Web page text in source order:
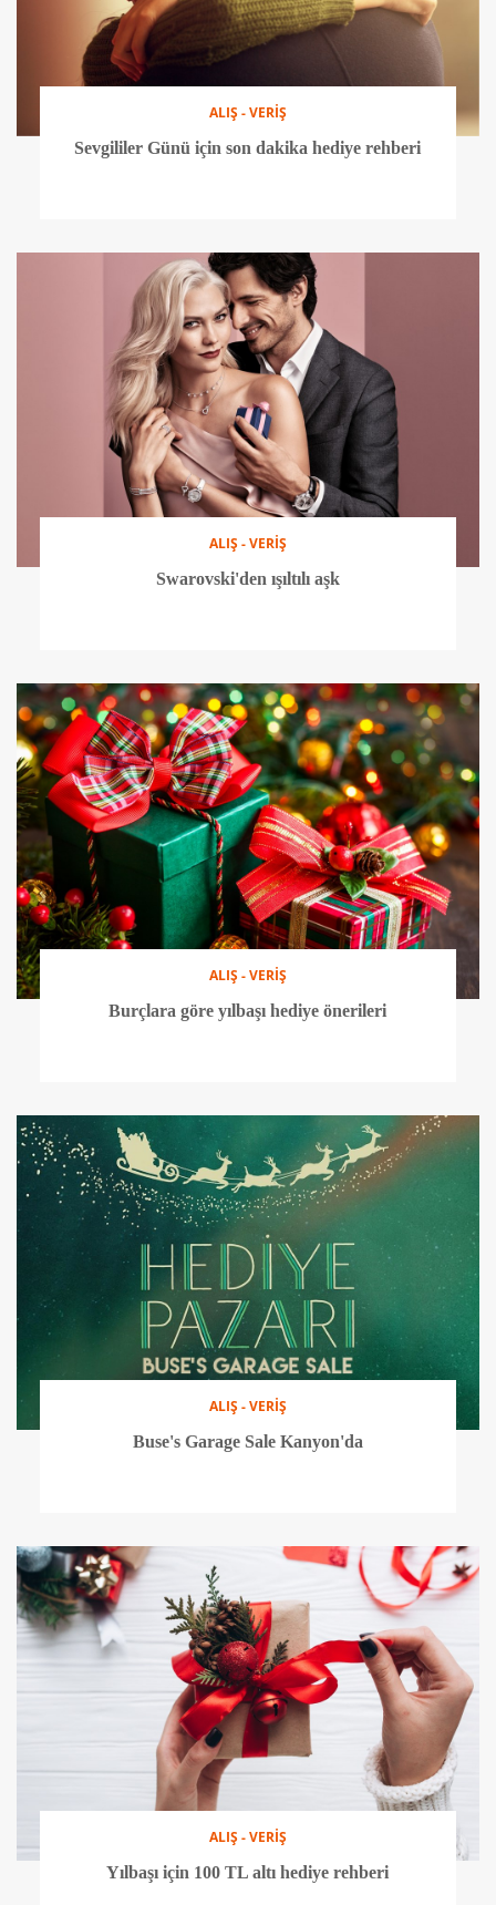
ALIŞ - VERİŞ
Sevgililer Günü için son dakika hediye rehberi
ALIŞ - VERİŞ
Swarovski'den ışıltılı aşk
ALIŞ - VERİŞ
Burçlara göre yılbaşı hediye önerileri
ALIŞ - VERİŞ
Buse's Garage Sale Kanyon'da
ALIŞ - VERİŞ
Yılbaşı için 100 TL altı hediye rehberi